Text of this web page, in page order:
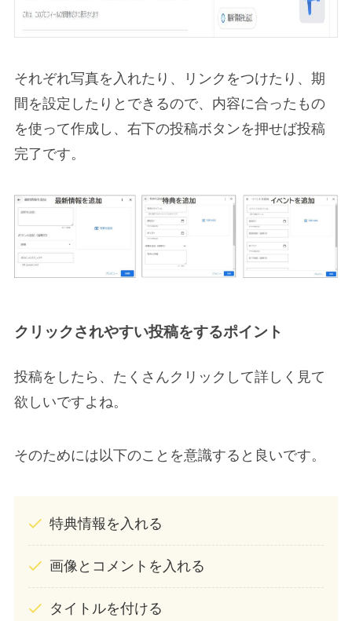
それぞれ写真を入れたり、リンクをつけたり、期
間を設定したりとできるので、内容に合ったもの
を使って作成し、右下の投稿ボタンを押せば投稿
完了です。
クリックされやすい投稿をするポイント
投稿をしたら、たくさんクリックして詳しく見て
欲しいですよね。
そのためには以下のことを意識すると良いです。
特典情報を入れる
画像とコメントを入れる
タイトルを付ける